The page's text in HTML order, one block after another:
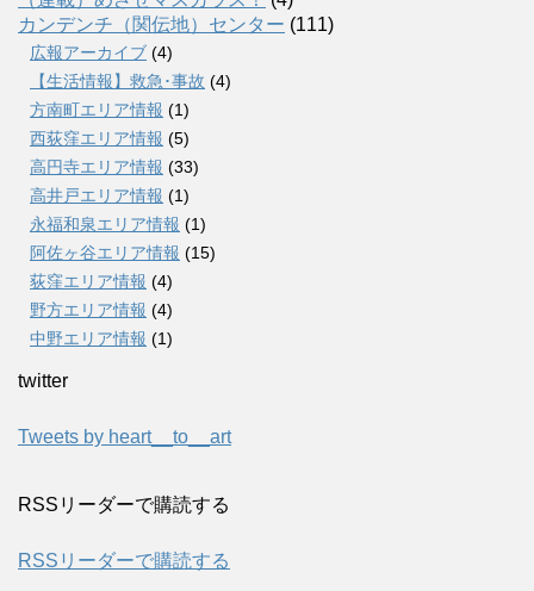
カンデンチ（関伝地）センター (111)
広報アーカイブ (4)
【生活情報】救急･事故 (4)
方南町エリア情報 (1)
西荻窪エリア情報 (5)
高円寺エリア情報 (33)
高井戸エリア情報 (1)
永福和泉エリア情報 (1)
阿佐ヶ谷エリア情報 (15)
荻窪エリア情報 (4)
野方エリア情報 (4)
中野エリア情報 (1)
twitter
Tweets by heart__to__art
RSSリーダーで購読する
RSSリーダーで購読する